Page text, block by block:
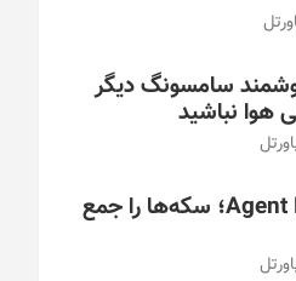
سامسونگ دیگر
هوا نباشید
بازی/ Agent Dash؛ سکه‌ها را جمع